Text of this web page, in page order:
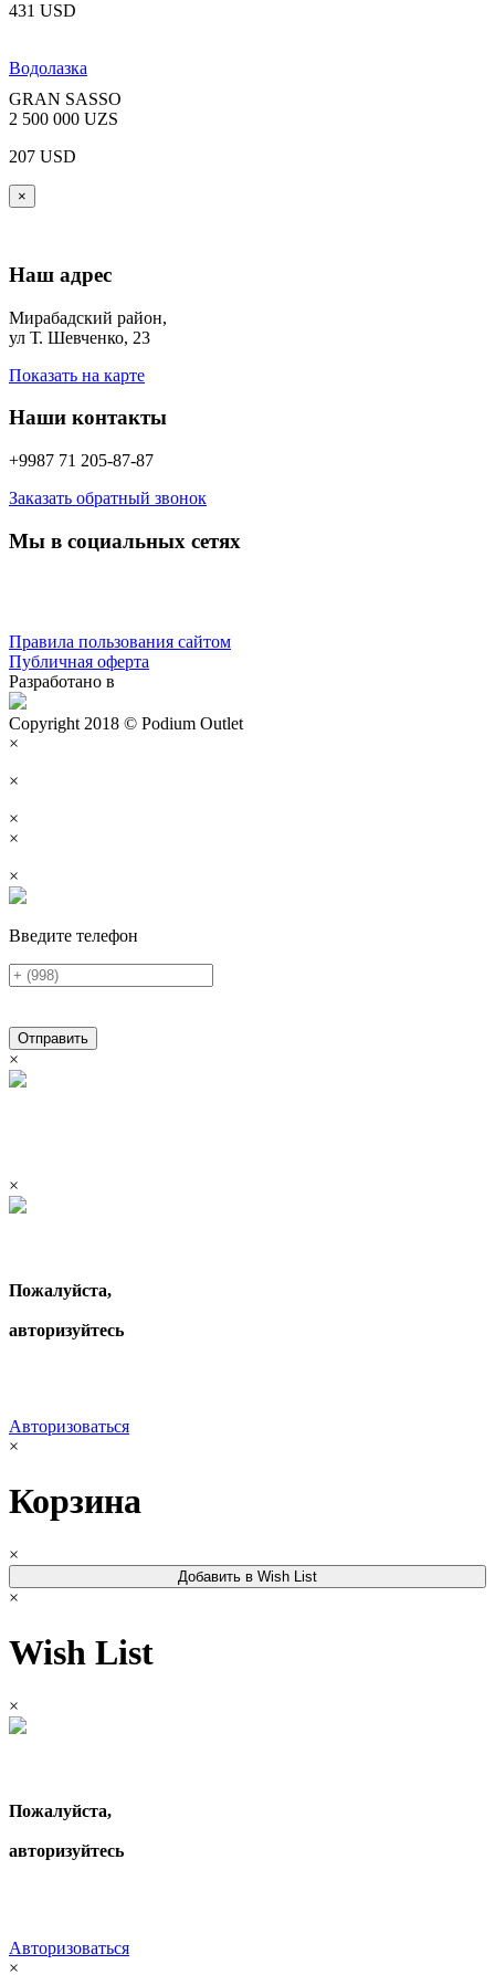
431 USD
Водолазка
GRAN SASSO
2 500 000 UZS
207 USD
×
Наш адрес
Мирабадский район,
ул Т. Шевченко, 23
Показать на карте
Наши контакты
+9987 71 205-87-87
Заказать обратный звонок
Мы в социальных сетях
Правила пользования сайтом
Публичная оферта
Разработано в
Copyright 2018 © Podium Outlet
×
×
×
×
×
Введите телефон
Отправить
×
×
Пожалуйста,
авторизуйтесь
Авторизоваться
×
Корзина
×
Добавить в Wish List
×
Wish List
×
Пожалуйста,
авторизуйтесь
Авторизоваться
×